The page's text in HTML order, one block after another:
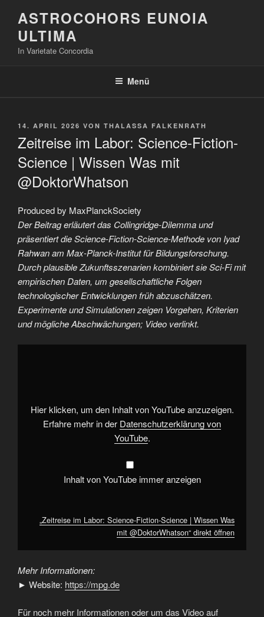
Inhalt
springen
ASTROCOHORS EUNOIA
ULTIMA
In Varietate Concordia
Menü
VERÖFFENTLICHT
14. APRIL 2026 VON THALASSA FALKENRATH
Zeitreise im Labor: Science-Fiction-
Science | Wissen Was mit
@DoktorWhatson
Produced by MaxPlanckSociety
Der Beitrag erläutert das Collingridge-Dilemma und
präsentiert die Science-Fiction-Science-Methode von Iyad
Rahwan am Max-Planck-Institut für Bildungsforschung.
Durch plausible Zukunftsszenarien kombiniert sie Sci‑Fi mit
empirischen Daten, um gesellschaftliche Folgen
technologischer Entwicklungen früh abzuschätzen.
Experimente und Simulationen zeigen Vorgehen, Kriterien
und mögliche Abschwächungen; Video verlinkt.
„Zeitreise
Wissen
Was
@DoktorWhatson“
Hier klicken, um den Inhalt von YouTube anzuzeigen.
Erfahre mehr in der Datenschutzerklärung von
YouTube.
Inhalt von YouTube immer anzeigen
„Zeitreise im Labor: Science-Fiction-Science | Wissen Was
mit @DoktorWhatson“ direkt öffnen
Mehr Informationen:
► Website: https://mpg.de
Für noch mehr Informationen oder um das Video auf